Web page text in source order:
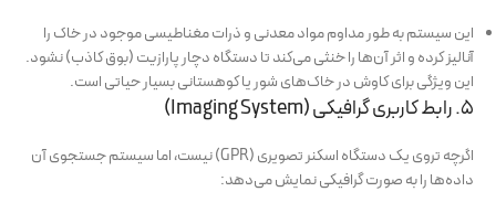
این سیستم به طور مداوم مواد معدنی و ذرات مغناطیسی موجود در خاک را
آنالیز کرده و اثر آن‌ها را خنثی می‌کند تا دستگاه دچار پارازیت (بوق کاذب) نشود.
این ویژگی برای کاوش در خاک‌های شور یا کوهستانی بسیار حیاتی است.
۵. رابط کاربری گرافیکی (Imaging System)
اگرچه تروی یک دستگاه اسکنر تصویری (GPR) نیست، اما سیستم جستجوی آن
داده‌ها را به صورت گرافیکی نمایش می‌دهد: